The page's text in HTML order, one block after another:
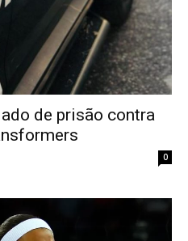
de prisão contra
0